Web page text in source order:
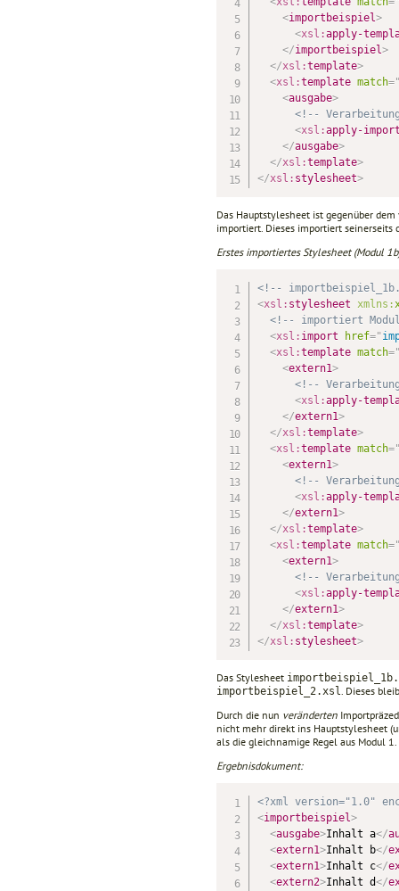
<importbeispiel>
<xsl:apply-
</importbeispiel>
</xsl:template>
<xsl:template match=
<ausgabe>
<!--
<xsl:apply-
</ausgabe>
</xsl:template>
</xsl: stylesheet>
Das Hauptstylesheet ist gegenüber
importiert. Dieses importiert seinerseits
Erstes importiertes Stylesheet (Modul
<!--
<xsl: stylesheet xmlns:
<!-- importiert
<xsl: import href="
<xsl:template match=
<extern1>
<!--
<xsl:apply-
</extern1>
</xsl:template>
<xsl:template match=
<extern1>
<!--
<xsl:apply-
</extern1>
</xsl:template>
<xsl:template match=
<extern1>
<!--
<xsl:apply-
</extern1>
</xsl:template>
</xsl: stylesheet>
Das Stylesheet
importbeispiel_2.xsl. ­Dieses
Durch die nun veränderten
nicht mehr direkt ins Hauptstylesheet
als die gleichnamige Regel aus Modul
Ergebnisdokument:
<?xml version="1.0"
<importbeispiel>
<ausgabe>Inhalt a</
<extern1>Inhalt b</
<extern1>Inhalt c</
<extern2>Inhalt d</